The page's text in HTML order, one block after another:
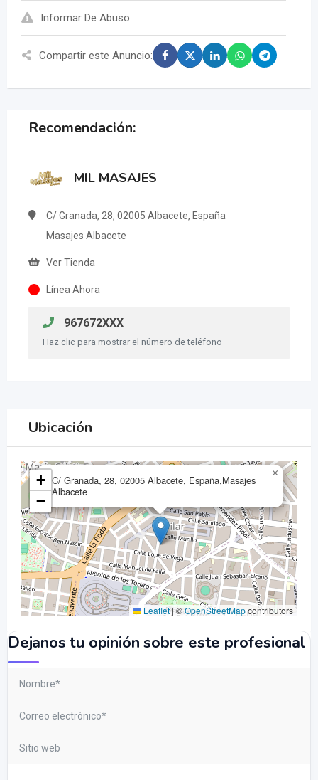
Informar De Abuso
Compartir este Anuncio:
Recomendación:
MIL MASAJES
C/ Granada, 28, 02005 Albacete, España
Masajes Albacete
Ver Tienda
Línea Ahora
967672XXX
Haz clic para mostrar el número de teléfono
Ubicación
C/ Granada, 28, 02005 Albacete, España,Masajes
Albacete
×
+
−
Leaflet|©OpenStreetMapcontributors
Dejanos tu opinión sobre este profesional